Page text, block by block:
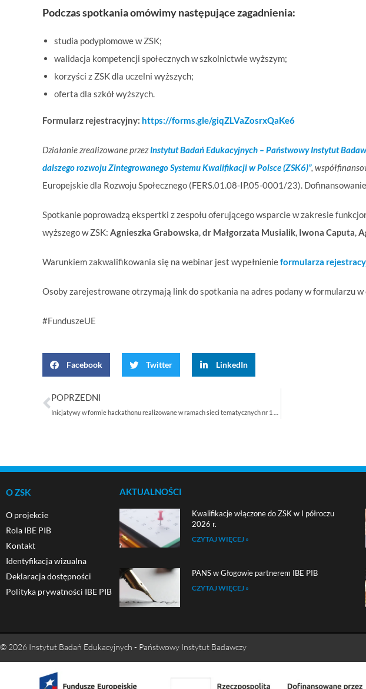
Podczas spotkania omówimy następujące zagadnienia:
studia podyplomowe w ZSK;
walidacja kompetencji społecznych w szkolnictwie wyższym;
korzyści z ZSK dla uczelni wyższych;
oferta dla szkół wyższych.
Formularz rejestracyjny: https://forms.gle/giqZLVaZosrxQaKe6
Działanie zrealizowane przezInstytut Badań Edukacyjnych – Państwowy Instytut
dalszego rozwoju Zintegrowanego Systemu Kwalifikacji w Polsce (ZSK6)”,
Europejskie dla Rozwoju Społecznego (FERS.01.08-IP.05-0001/23).
Spotkanie poprowadzą ekspertki z zespołu oferującego wsparcie w zakresie
wyższego w ZSK: Agnieszka Grabowska,dr Małgorzata Musialik, Iwona Caputa,
Warunkiem zakwalifikowania się na webinar jest wypełnienieformularza
Osoby zarejestrowane otrzymają link do spotkania na adres podany w formularzu
#FunduszeUE
Facebook Twitter LinkedIn
POPRZEDNI
O ZSK
O projekcie
Rola IBE PIB
Kontakt
Identyfikacja wizualna
Deklaracja dostępności
Polityka prywatności IBE PIB
AKTUALNOŚCI
Kwalifikacje włączone do ZSK w I półroczu
2026 r.
CZYTAJ WIĘCEJ »
PANS w Głogowie partnerem IBE PIB
CZYTAJ WIĘCEJ »
© 2026 Instytut Badań Edukacyjnych - Państwowy Instytut Badawczy